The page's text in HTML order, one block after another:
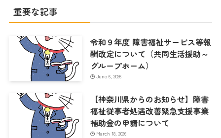
重要な記事
令和９年度 障害福祉サービス等報
酬改定について（共同生活援助～
グループホーム）
June 6, 2026
【神奈川県からのお知らせ】障害
福祉従事者処遇改善緊急支援事業
補助金の申請について
March 18, 2026